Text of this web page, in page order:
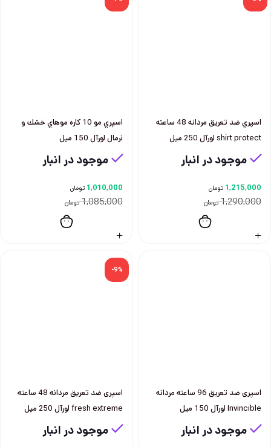
اسپري ضد تعريق مردانه 48 ساعته
shirt protect لورآل 250 ميل
موجود در انبار
1,290,000 تومان
1,215,000 تومان
اسپري مو 10 كاره موهاي خشك و
نرمال لورآل 150 ميل
موجود در انبار
1,085,000 تومان
1,010,000 تومان
اسپری ضد تعريق 96 ساعته مردانه
Invincible لورآل 150 ميل
موجود در انبار
-9%
اسپری ضد تعریق مردانه 48 ساعته
fresh extreme لورآل 250 میل
موجود در انبار